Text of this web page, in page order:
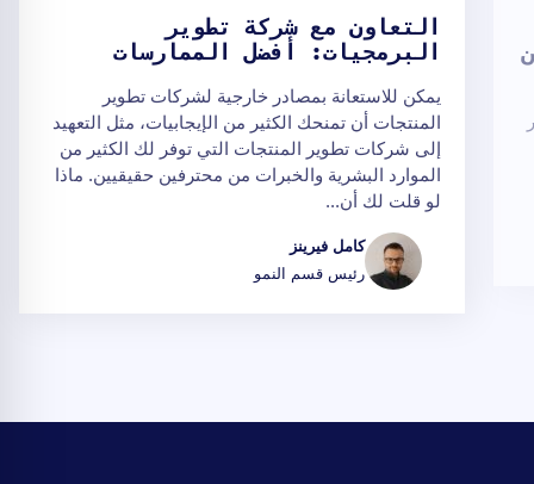
التعاون مع شركة تطوير
البرمجيات: أفضل الممارسات
يمكن للاستعانة بمصادر خارجية لشركات تطوير
المنتجات أن تمنحك الكثير من الإيجابيات، مثل التعهيد
إلى شركات تطوير المنتجات التي توفر لك الكثير من
الموارد البشرية والخبرات من محترفين حقيقيين. ماذا
لو قلت لك أن...
كامل فيرينز
رئيس قسم النمو